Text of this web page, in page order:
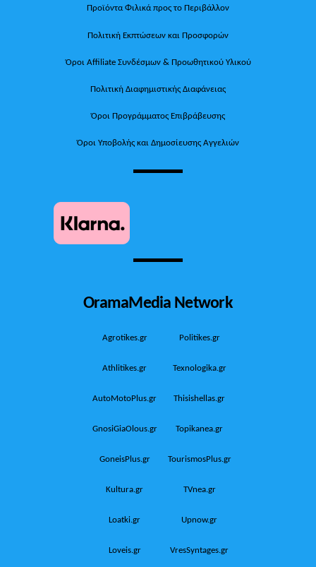
Προϊόντα Φιλικά προς το Περιβάλλον
Πολιτική Εκπτώσεων και Προσφορών
Όροι Affiliate Συνδέσμων & Προωθητικού Υλικού
Πολιτική Διαφημιστικής Διαφάνειας
Όροι Προγράμματος Επιβράβευσης
Όροι Υποβολής και Δημοσίευσης Αγγελιών
OramaMedia Network
Agrotikes.gr Politikes.gr
Athlitikes.gr Texnologika.gr
AutoMotoPlus.gr Thisishellas.gr
GnosiGiaOlous.gr Topikanea.gr
GoneisPlus.gr TourismosPlus.gr
Kultura.gr TVnea.gr
Loatki.gr Upnow.gr
Loveis.gr VresSyntages.gr